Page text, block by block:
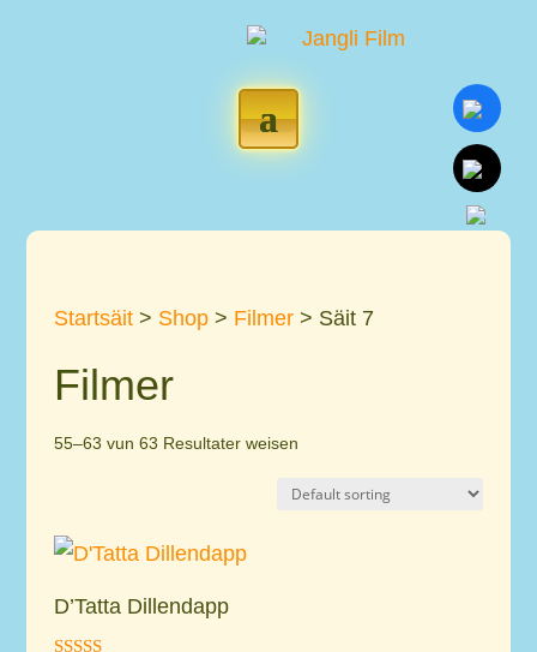
Startsäit> Shop> Filmer> Säit 7
Filmer
55–63 vun 63 Resultater weisen
D’Tatta Dillendapp